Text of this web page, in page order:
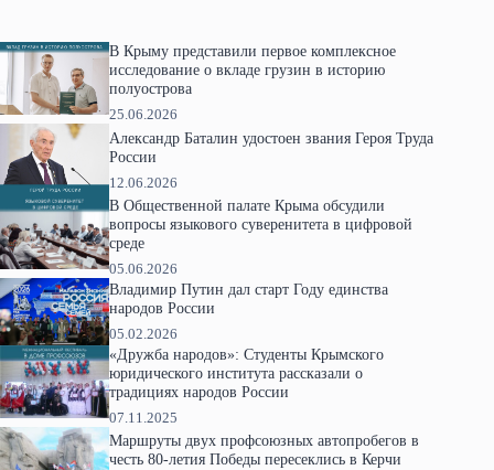
В Крыму представили первое комплексное
исследование о вкладе грузин в историю
полуострова
25.06.2026
Александр Баталин удостоен звания Героя Труда
России
12.06.2026
В Общественной палате Крыма обсудили
вопросы языкового суверенитета в цифровой
среде
05.06.2026
Владимир Путин дал старт Году единства
народов России
05.02.2026
«Дружба народов»: Студенты Крымского
юридического института рассказали о
традициях народов России
07.11.2025
Маршруты двух профсоюзных автопробегов в
честь 80-летия Победы пересеклись в Керчи